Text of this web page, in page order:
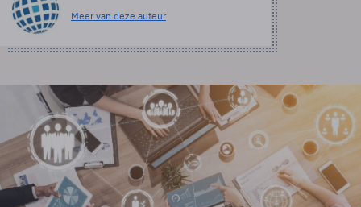
Meer van deze auteur